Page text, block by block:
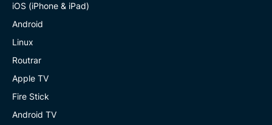
iOS (iPhone & iPad)
Android
Linux
Routrar
Apple TV
Fire Stick
Android TV